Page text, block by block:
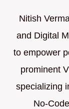
Nitish
and Digital
to empower
prominent
specializing
No-